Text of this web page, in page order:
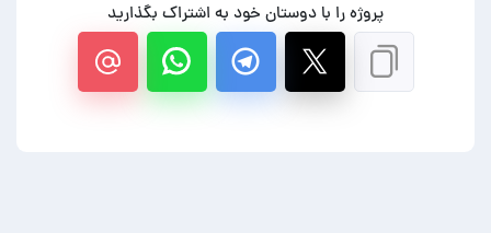
پروژه را با دوستان خود به اشتراک بگذارید